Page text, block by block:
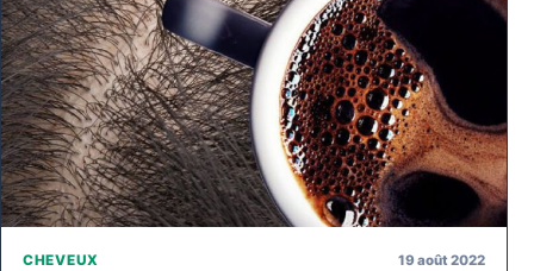
CHEVEUX 19 août 2022